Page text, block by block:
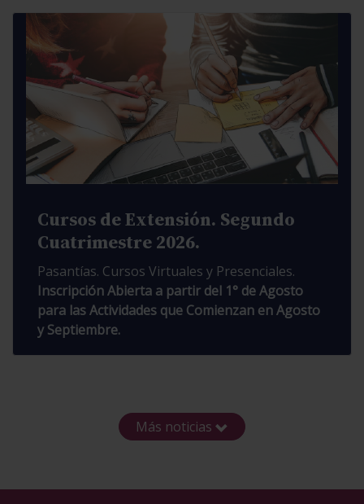
Cursos de Extensión. Segundo
Cuatrimestre 2026.
Pasantías. Cursos Virtuales y Presenciales.
Inscripción Abierta a partir del 1° de Agosto
para las Actividades que Comienzan en Agosto
y Septiembre.
Más noticias